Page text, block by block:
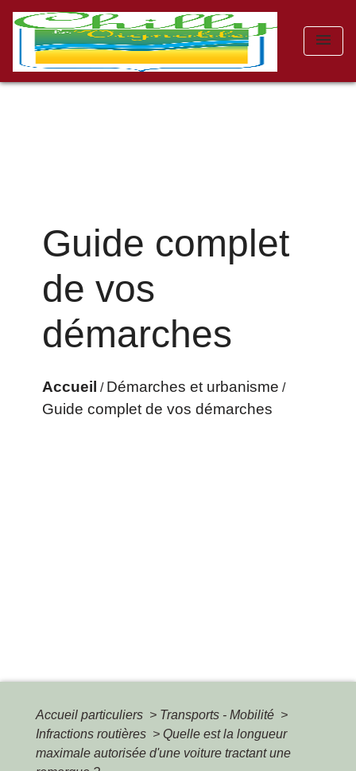
menu
Guide complet
de vos
démarches
Accueil / Démarches et urbanisme /
Guide complet de vos démarches
Accueil particuliers > Transports - Mobilité >
Infractions routières > Quelle est la longueur
maximale autorisée d'une voiture tractant une